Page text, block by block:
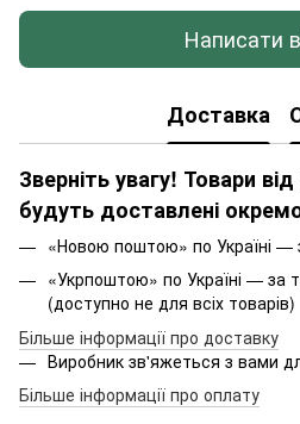
Написати
Доставка
Зверніть увагу! Товари
будуть доставлені
«Новою поштою» по Україні
«Укрпоштою» по Україні — за
(доступно не для всіх товарів)
Більше інформації про доставку
Виробник зв'яжеться з вами
Більше інформації про оплату